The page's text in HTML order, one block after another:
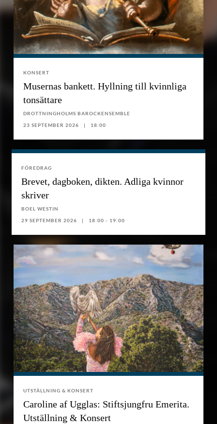
KONSERT
Musernas bankett. Hyllning till kvinnliga
tonsättare
DROTTNINGHOLMS BAROCKENSEMBLE
23 SEPTEMBER 2026
18:00
FÖREDRAG
Brevet, dagboken, dikten. Adliga kvinnor
skriver
BOEL WESTIN
29 SEPTEMBER 2026
18:00 - 19:00
UTSTÄLLNING & KONSERT
Caroline af Ugglas: Stiftsjungfru Emerita.
Utställning & Konsert